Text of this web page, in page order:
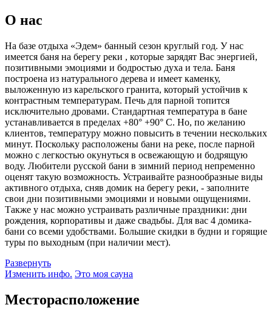
О нас
На базе отдыха «Эдем» банный сезон круглый год. У нас
имеется баня на берегу реки , которые зарядят Вас энергией,
позитивными эмоциями и бодростью духа и тела. Баня
построена из натурального дерева и имеет каменку,
выложенную из карельского гранита, который устойчив к
контрастным температурам. Печь для парной топится
исключительно дровами. Стандартная температура в бане
устанавливается в пределах +80° +90° С. Но, по желанию
клиентов, температуру можно повысить в течении нескольких
минут. Поскольку расположены бани на реке, после парной
можно с легкостью окунуться в освежающую и бодрящую
воду. Любители русской бани в зимний период непременно
оценят такую возможность. Устраивайте разнообразные виды
активного отдыха, сняв домик на берегу реки, - заполните
свои дни позитивными эмоциями и новыми ощущениями.
Также у нас можно устраивать различные праздники: дни
рождения, корпоративы и даже свадьбы. Для вас 4 домика-
бани со всеми удобствами. Большие скидки в будни и горящие
туры по выходным (при наличии мест).
Развернуть
Изменить инфо. Это моя сауна
Месторасположение